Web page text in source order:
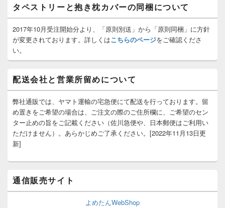
エ
リ
ア
タペストリーと抱き枕カバーの同梱について
2017年10月受注開始分より、「原則別送」から「原則同梱」に方針
が変更されております。詳しくはこちらのページをご確認くださ
い。
配送会社と営業所留めについて
弊社通販では、ヤマト運輸の宅急便にて配送を行っております。留
め置きをご希望の場合は、ご注文の際のご住所欄に、ご希望のセン
ター止めの旨をご記載ください（佐川急便や、日本郵便はご利用い
ただけません）。あらかじめご了承ください。[2022年11月13日更
新]
通信販売サイト
よめたんWebShop